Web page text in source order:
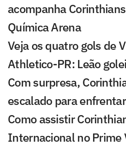
acompanha
Química Arena
Veja os quatro gols de
Athletico-PR: Leão
Com surpresa,
escalado para
Como assistir
Internacional no Prime